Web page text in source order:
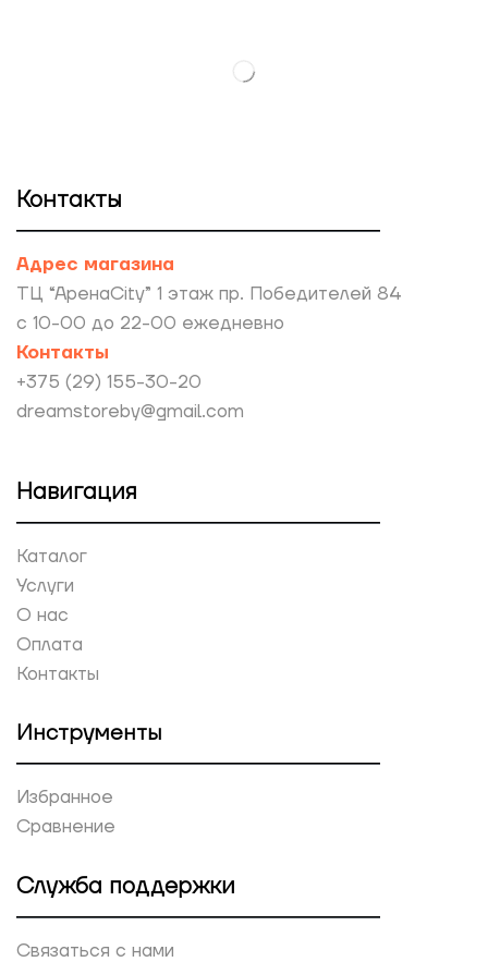
Контакты
Адрес магазина
ТЦ “АренаCity” 1 этаж пр. Победителей 84
с 10-00 до 22-00 ежедневно
Контакты
+375 (29) 155-30-20
dreamstoreby@gmail.com
Навигация
Каталог
Услуги
О нас
Оплата
Контакты
Инструменты
Избранное
Сравнение
Служба поддержки
Связаться с нами